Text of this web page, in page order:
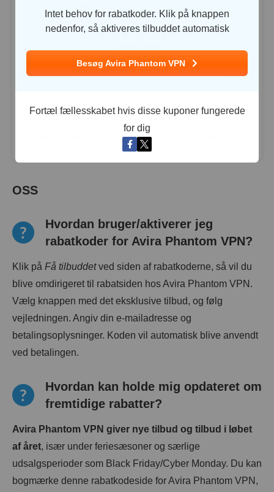
5.9
Bedste pris 3.92$
Verificerede kuponer
OSS
Hvordan bruger/aktiverer jeg
rabatkoder for Avira Phantom VPN?
Klik på Få tilbuddetved siden af rabatkoderne, så vil du
blive omdirigeret til rabatsiden hos Avira Phantom VPN.
Vælg knappen med det eksklusive tilbud, og følg
vejledningen. Angiv din e-mailadresse og
betalingsoplysninger. Koden vil automatisk blive anvendt
ved betalingen.
Hvordan kan holde mig opdateret om
fremtidige rabatter?
Avira Phantom VPN giver nye tilbud og tilbud i løbet
af året, især under feriesæsoner og særlige
udsalgsperioder som Black Friday/Cyber Monday. Du kan
bogmærke denne rabatkodeside for Avira Phantom VPN,
Intet behov for rabatkoder. Klik på knappen
nedenfor, så aktiveres tilbuddet automatisk
Besøg Avira Phantom VPN
Fortæl fællesskabet hvis disse kuponer fungerede
for dig